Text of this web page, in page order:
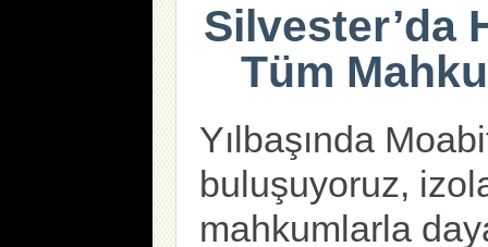
Silvester’da
Tüm
Yılbaşında
buluşuyoruz,
mahkumlarla